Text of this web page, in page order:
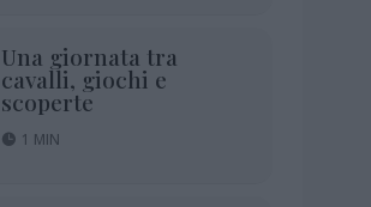
Una giornata tra
cavalli, giochi e
scoperte
1 MIN